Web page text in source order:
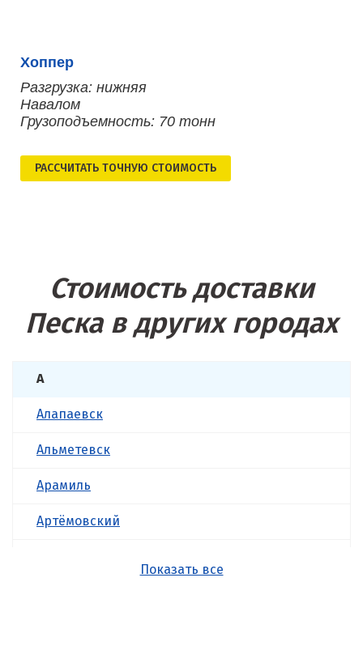
Хоппер
Разгрузка: нижняя
Навалом
Грузоподъемность: 70 тонн
РАСCЧИТАТЬ ТОЧНУЮ СТОИМОСТЬ
Стоимость доставки
Песка в других городах
А
Алапаевск
Альметевск
Арамиль
Артёмовский
Показать все